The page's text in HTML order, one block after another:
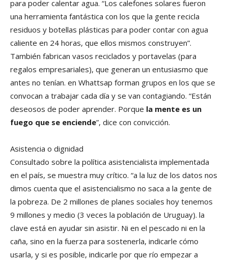
para poder calentar agua. “Los calefones solares fueron
una herramienta fantástica con los que la gente recicla
residuos y botellas plásticas para poder contar con agua
caliente en 24 horas, que ellos mismos construyen”.
También fabrican vasos reciclados y portavelas (para
regalos empresariales), que generan un entusiasmo que
antes no tenían. en Whattsap forman grupos en los que se
convocan a trabajar cada día y se van contagiando. “Están
deseosos de poder aprender. Porque la mente es un
fuego que se enciende”, dice con convicción.
Asistencia o dignidad
Consultado sobre la política asistencialista implementada
en el país, se muestra muy crítico. “a la luz de los datos nos
dimos cuenta que el asistencialismo no saca a la gente de
la pobreza. De 2 millones de planes sociales hoy tenemos
9 millones y medio (3 veces la población de Uruguay). la
clave está en ayudar sin asistir. Ni en el pescado ni en la
caña, sino en la fuerza para sostenerla, indicarle cómo
usarla, y si es posible, indicarle por que río empezar a